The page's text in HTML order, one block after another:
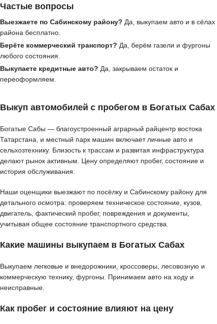
Частые вопросы
Выезжаете по Сабинскому району? Да, выкупаем авто и в сёлах
района бесплатно.
Берёте коммерческий транспорт? Да, берём газели и фургоны
любого состояния.
Выкупаете кредитные авто? Да, закрываем остаток и
переоформляем.
Выкуп автомобилей с пробегом в Богатых Сабах
Богатые Сабы — благоустроенный аграрный райцентр востока
Татарстана, и местный парк машин включает личные авто и
сельхозтехнику. Близость к трассам и развитая инфраструктура
делают рынок активным. Цену определяют пробег, состояние и
история обслуживания.
Наши оценщики выезжают по посёлку и Сабинскому району для
детального осмотра: проверяем техническое состояние, кузов,
двигатель, фактический пробег, повреждения и документы,
учитывая общее состояние транспортного средства.
Какие машины выкупаем в Богатых Сабах
Выкупаем легковые и внедорожники, кроссоверы, лесовозную и
коммерческую технику, фургоны. Принимаем авто на ходу и
неисправные.
Как пробег и состояние влияют на цену